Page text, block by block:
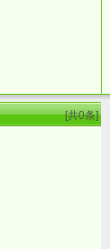
[共0条]